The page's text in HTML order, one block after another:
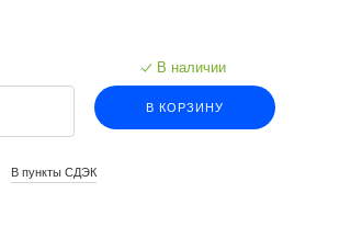
В наличии
В КОРЗИНУ
В пункты СДЭК